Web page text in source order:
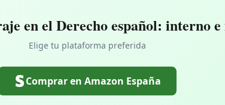
en el Derecho español: interno
Elige tu plataforma preferida
Comprar en Amazon España